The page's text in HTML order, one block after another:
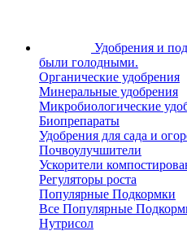
Удобрения и
были голодными.
Органические удобрения
Минеральные удобрения
Микробиологические
Биопрепараты
Удобрения для сада и
Почвоулучшители
Ускорители
Регуляторы роста
Популярные Подкормки
Все Популярные
Нутрисол